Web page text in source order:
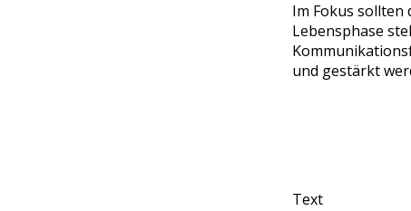
Im Fokus
Lebensphase
und gestärkt
Text